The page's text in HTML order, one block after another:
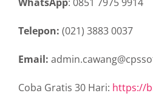
Telepon: (021) 3883 0037
Email:
Coba Gratis 30 Hari: https://